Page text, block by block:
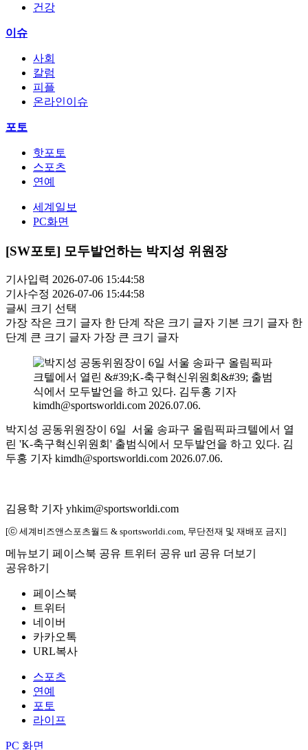
건강
이슈
사회
칼럼
피플
온라인이슈
포토
핫포토
스포츠
연예
세계일보
PC화면
[SW포토] 모두발언하는 박지성 위원장
기사입력 2026-07-06 15:44:58
기사수정 2026-07-06 15:44:58
글씨 크기 선택
가장 작은 크기 글자 한 단계 작은 크기 글자 기본 크기 글자 한
단계 큰 크기 글자 가장 큰 크기 글자
박지성 공동위원장이 6일 서울 송파구 올림픽파크텔에서 열
린 'K-축구혁신위원회' 출범식에서 모두발언을 하고 있다. 김
두홍 기자 kimdh@sportsworldi.com 2026.07.06.
김용학 기자 yhkim@sportsworldi.com
[ⓒ 세계비즈앤스포츠월드 & sportsworldi.com, 무단전재 및 재배포 금지]
메뉴보기 페이스북 공유 트위터 공유 url 공유 더보기
공유하기
페이스북
트위터
네이버
카카오톡
URL복사
스포츠
연예
포토
라이프
PC 화면